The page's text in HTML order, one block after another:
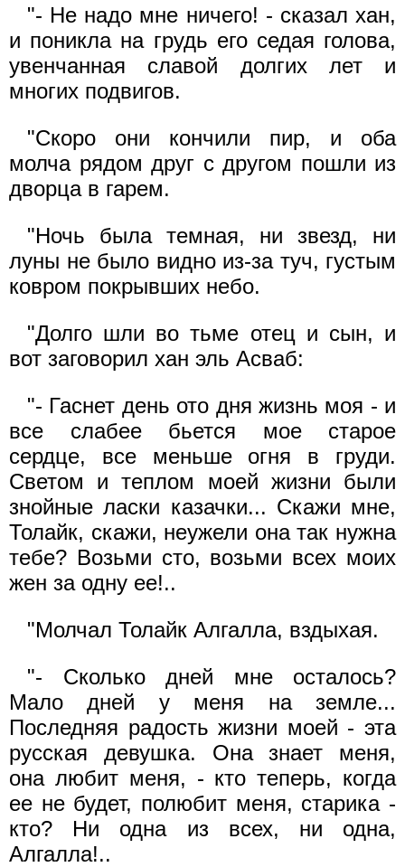
"- Не надо мне ничего! - сказал хан,
и поникла на грудь его седая голова,
увенчанная славой долгих лет и
многих подвигов.
"Скоро они кончили пир, и оба
молча рядом друг с другом пошли из
дворца в гарем.
"Ночь была темная, ни звезд, ни
луны не было видно из-за туч, густым
ковром покрывших небо.
"Долго шли во тьме отец и сын, и
вот заговорил хан эль Асваб:
"- Гаснет день ото дня жизнь моя - и
все слабее бьется мое старое
сердце, все меньше огня в груди.
Светом и теплом моей жизни были
знойные ласки казачки... Скажи мне,
Толайк, скажи, неужели она так нужна
тебе? Возьми сто, возьми всех моих
жен за одну ее!..
"Молчал Толайк Алгалла, вздыхая.
"- Сколько дней мне осталось?
Мало дней у меня на земле...
Последняя радость жизни моей - эта
русская девушка. Она знает меня,
она любит меня, - кто теперь, когда
ее не будет, полюбит меня, старика -
кто? Ни одна из всех, ни одна,
Алгалла!..